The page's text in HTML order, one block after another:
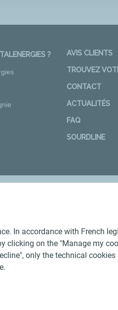
?
AVIS CLIENTS
TROUVEZ
CONTACT
ACTUALITÉS
FAQ
SOURDLINE
In accordance with French
clicking on the "Manage my
only the technical